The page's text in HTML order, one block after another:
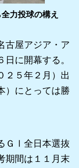
力投球の構え
屋アジア・ア
に開幕する。
２５年２月）出
）にとっては勝
ＧⅠ全日本選抜
期間は１１月末